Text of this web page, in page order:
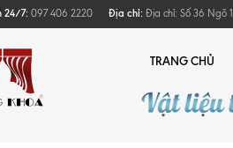
24/7: 097 406 2220 Địa chỉ: Địa chỉ: Số 36 Ngõ
TRANG CHỦ